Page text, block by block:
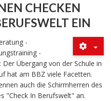
CHECKEN
EIN
-
-
Der Übergang von der Schule in
hat am BBZ viele Facetten.
auch die Schirmherren des
"Check In Berufswelt" an.